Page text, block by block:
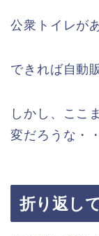
公衆トイレが
できれば自動
しかし、ここ
変だろうな・
折り返し